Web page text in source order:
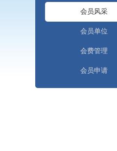
会员风采
会员单位
会费管理
会员申请